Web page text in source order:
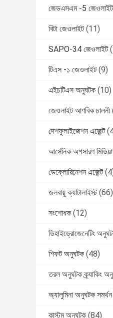
জেডএসএম -5 জেওলাইট
বিটা জেওলাইট (11)
SAPO-34 জেওলাইট
টিএস -১ জেওলাইট (9)
এইচটিএস অনুঘটক (10)
জেওলাইট আণবিক চালনী
দেশফুলাইজেশন এজেন্ট
আর্সেনিক অপসারণ মিডিয়া
ডেক্লোরিনেশন এজেন্ট
জলবায়ু ক্যাটালাইস্ট (66)
সংশোধক (12)
ডিহাইড্রোজেনেটিং
শিফট অনুঘটক (48)
তরল অনুঘটক ক্র্যাকিং
অ্যালুমিনা অনুঘটক সমর্থন
কাস্টম অনুঘটক (84)